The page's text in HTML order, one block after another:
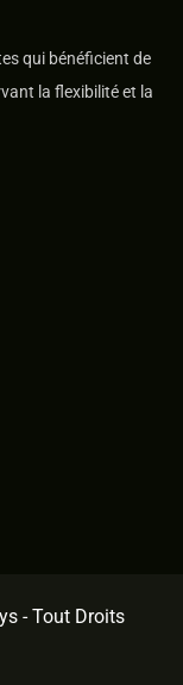
qui bénéficient de
la flexibilité et la
- Tout Droits